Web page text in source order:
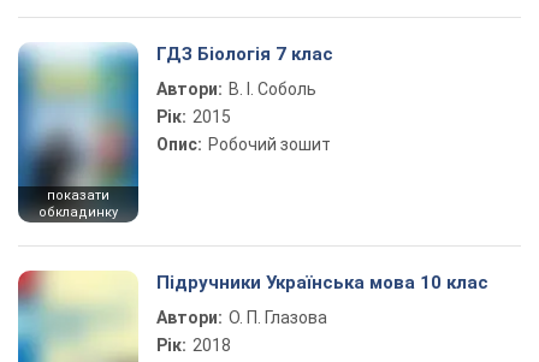
показати
обкладинку
ГДЗ Біологія 7 клас
Автори: В. І. Соболь
Рік: 2015
Опис: Робочий зошит
Підручники Українська мова 10 клас
Автори: О. П. Глазова
Рік: 2018